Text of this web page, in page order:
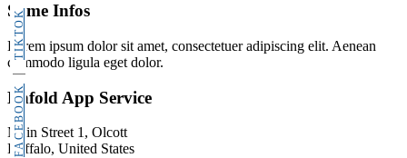
FACEBOOK
TIKTOK
Some Infos
Lorem ipsum dolor sit amet, consectetuer adipiscing elit. Aenean
commodo ligula eget dolor.
Enfold App Service
Main Street 1, Olcott
Buffalo, United States